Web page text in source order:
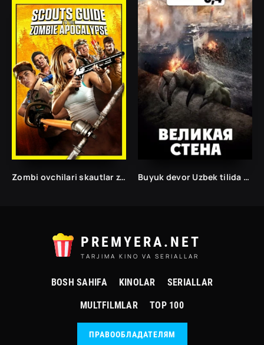
Zombi ovchilari skautlar zombilarga qarshi Ujas Buyuk devor Uzbek tilida Yirtqich hayvonlarga qarshi birinchi jang Jangari kino O'zbekcha
PREMYERA.NET
TARJIMA KINO VA SERIALLAR
BOSH SAHIFA KINOLAR SERIALLAR
MULTFILMLAR TOP 100
ПРАВООБЛАДАТЕЛЯМ